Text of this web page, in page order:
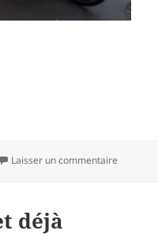
Laisser un commentaire
déjà